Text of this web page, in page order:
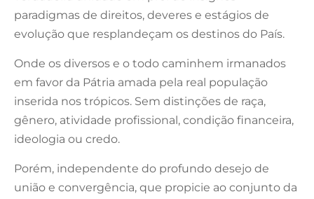
paradigmas de direitos, deveres e estágios de
evolução que resplandeçam os destinos do País.
Onde os diversos e o todo caminhem irmanados
em favor da Pátria amada pela real população
inserida nos trópicos. Sem distinções de raça,
gênero, atividade profissional, condição financeira,
ideologia ou credo.
Porém, independente do profundo desejo de
união e convergência, que propicie ao conjunto da